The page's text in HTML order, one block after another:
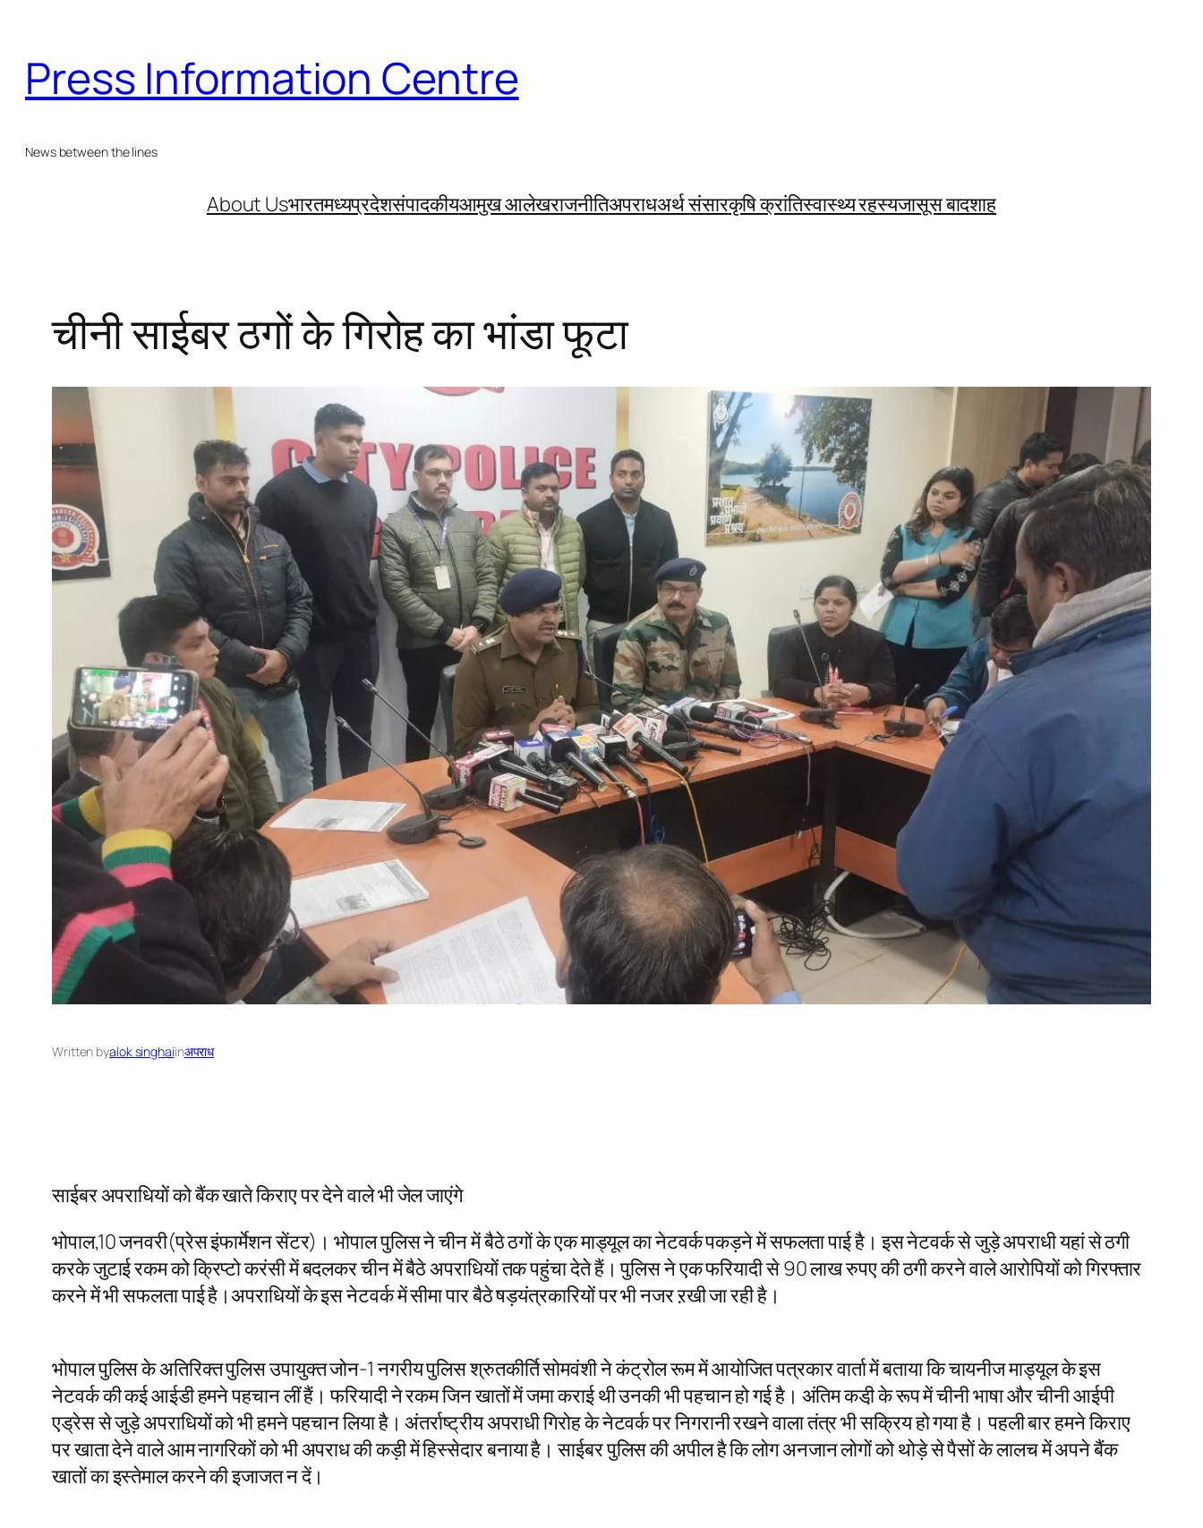
content
Press Information Centre
News between the lines
About Usभारतमध्यप्रदेशसंपादकीयआमुख आलेखराजनीतिअपराधअर्थ संसारकृषि क्रांतिस्वास्थ्य रहस्यजासूस बादशाह
चीनी साईबर ठगों के गिरोह का भांडा फूटा
Written byalok singhaiinअपराध
साईबर अपराधियों को बैंक खाते किराए पर देने वाले भी जेल जाएंगे
भोपाल,10 जनवरी(प्रेस इंफार्मेशन सेंटर)। भोपाल पुलिस ने चीन में बैठे ठगों के एक माड्यूल का नेटवर्क पकड़ने में सफलता पाई है। इस नेटवर्क से जुड़े अपराधी यहां से ठगी
करके जुटाई रकम को क्रिप्टो करंसी में बदलकर चीन में बैठे अपराधियों तक पहुंचा देते हैं। पुलिस ने एक फरियादी से 90 लाख रुपए की ठगी करने वाले आरोपियों को गिरफ्तार
करने में भी सफलता पाई है।अपराधियों के इस नेटवर्क में सीमा पार बैठे षड़यंत्रकारियों पर भी नजर ऱखी जा रही है।
भोपाल पुलिस के अतिरिक्त पुलिस उपायुक्त जोन-1 नगरीय पुलिस श्रुतकीर्ति सोमवंशी ने कंट्रोल रूम में आयोजित पत्रकार वार्ता में बताया कि चायनीज माड्यूल के इस
नेटवर्क की कई आईडी हमने पहचान लीं हैं। फरियादी ने रकम जिन खातों में जमा कराई थी उनकी भी पहचान हो गई है। अंतिम कडी़ के रूप में चीनी भाषा और चीनी आईपी
एड्रेस से जुड़े अपराधियों को भी हमने पहचान लिया है। अंतर्राष्ट्रीय अपराधी गिरोह के नेटवर्क पर निगरानी रखने वाला तंत्र भी सक्रिय हो गया है। पहली बार हमने किराए
पर खाता देने वाले आम नागरिकों को भी अपराध की कड़ी में हिस्सेदार बनाया है। साईबर पुलिस की अपील है कि लोग अनजान लोगों को थोड़े से पैसों के लालच में अपने बैंक
खातों का इस्तेमाल करने की इजाजत न दें।